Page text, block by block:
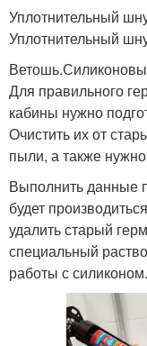
Уплотнительный
Уплотнительный
Для правильного
кабины нужно
Очистить их от
пыли, а также
Выполнить данные
будет
удалить старый
специальный
работы с силиконом.